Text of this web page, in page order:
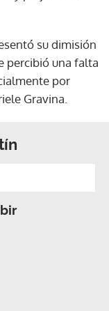
su dimisión
percibió una falta
por
Gravina.